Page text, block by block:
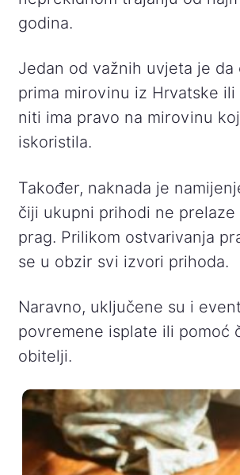
godina.
Jedan od važnih uvjeta je da
prima mirovinu iz Hrvatske ili
niti ima pravo na mirovinu
iskoristila.
Također, naknada je
čiji ukupni prihodi ne prelaze
prag. Prilikom ostvarivanja
se u obzir svi izvori prihoda.
Naravno, uključene su i
povremene isplate ili pomoć
obitelji.